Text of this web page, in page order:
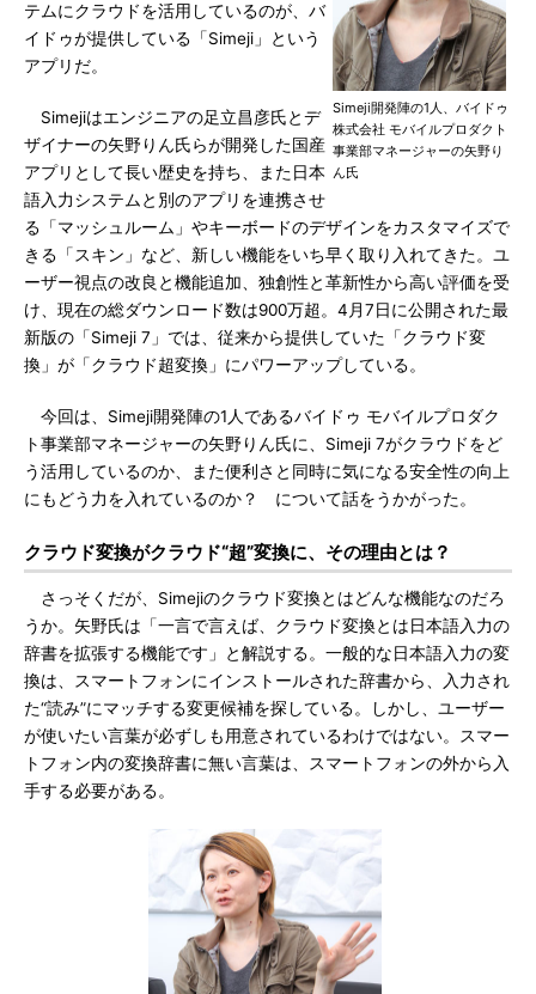
Simeji開発陣の1人、バイドゥ
株式会社 モバイルプロダクト
事業部マネージャーの矢野り
ん氏
テムにクラウドを活用しているのが、バ
イドゥが提供している「Simeji」という
アプリだ。
Simejiはエンジニアの足立昌彦氏とデ
ザイナーの矢野りん氏らが開発した国産
アプリとして長い歴史を持ち、また日本
語入力システムと別のアプリを連携させ
る「マッシュルーム」やキーボードのデザインをカスタマイズで
きる「スキン」など、新しい機能をいち早く取り入れてきた。ユ
ーザー視点の改良と機能追加、独創性と革新性から高い評価を受
け、現在の総ダウンロード数は900万超。4月7日に公開された最
新版の「Simeji 7」では、従来から提供していた「クラウド変
換」が「クラウド超変換」にパワーアップしている。
今回は、Simeji開発陣の1人であるバイドゥ モバイルプロダク
ト事業部マネージャーの矢野りん氏に、Simeji 7がクラウドをど
う活用しているのか、また便利さと同時に気になる安全性の向上
にもどう力を入れているのか？ について話をうかがった。
クラウド変換がクラウド“超”変換に、その理由とは？
さっそくだが、Simejiのクラウド変換とはどんな機能なのだろ
うか。矢野氏は「一言で言えば、クラウド変換とは日本語入力の
辞書を拡張する機能です」と解説する。一般的な日本語入力の変
換は、スマートフォンにインストールされた辞書から、入力され
た“読み”にマッチする変更候補を探している。しかし、ユーザー
が使いたい言葉が必ずしも用意されているわけではない。スマー
トフォン内の変換辞書に無い言葉は、スマートフォンの外から入
手する必要がある。